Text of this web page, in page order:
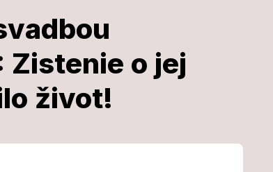
Zistenie o jej
život!svadbou
Zistenie